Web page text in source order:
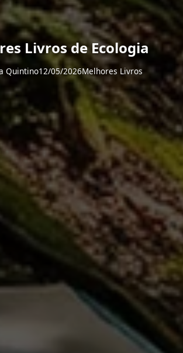
Livros de Ecologia
Quintino12/05/2026Melhores Livros